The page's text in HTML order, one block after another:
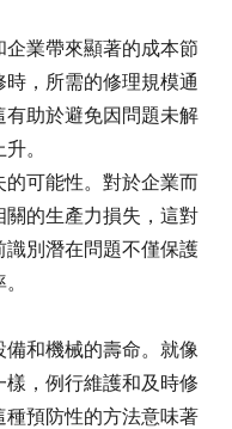
業帶來顯著的成本節
，所需的修理規模通
助於避免因問題未解
。
可能性。對於企業而
的生產力損失，這對
別潛在問題不僅保護
和機械的壽命。就像
，例行維護和及時修
預防性的方法意味著